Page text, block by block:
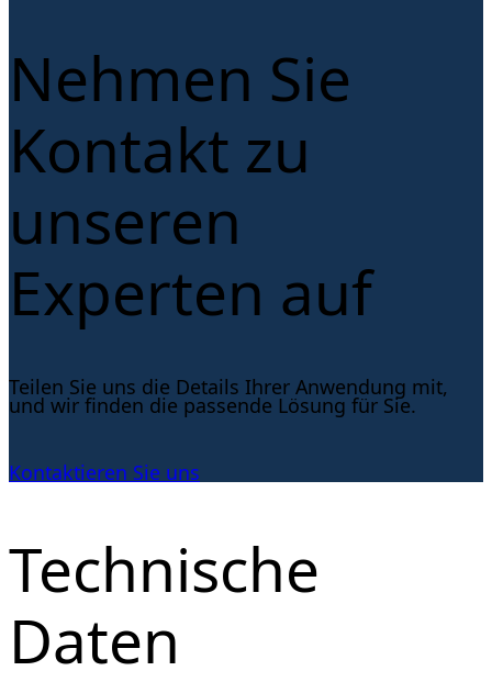
Nehmen Sie
Kontakt zu
unseren
Experten auf
Teilen Sie uns die Details Ihrer Anwendung mit,
und wir finden die passende Lösung für Sie.
Kontaktieren Sie uns
Technische
Daten